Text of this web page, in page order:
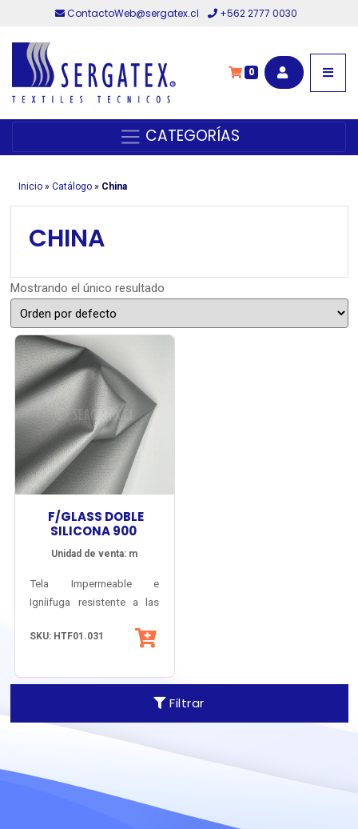
ContactoWeb@sergatex.cl +562 2777 0030
0
CATEGORÍAS
Inicio» Catálogo» China
Filtrar
CHINA
Mostrando el único resultado
F/GLASS DOBLE
SILICONA 900
Unidad de venta: m
Tela Impermeable e
Igníifuga resistente a las
peso 900 g/m2. Tejido
recubierto con Silicona por
ambas caras, con
excelente flexibilidad y muy
alta resistencia térmica.
SKU: HTF01.031